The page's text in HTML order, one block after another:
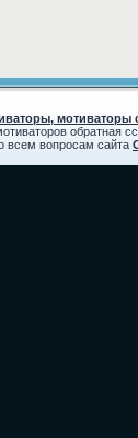
мотиваторы
обратная
всем вопросам сайта